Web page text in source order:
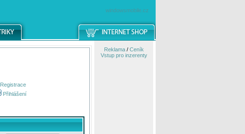
windowsmobile.cz
Registrace
Přihlášení
Reklama/ Ceník
Vstup pro inzerenty